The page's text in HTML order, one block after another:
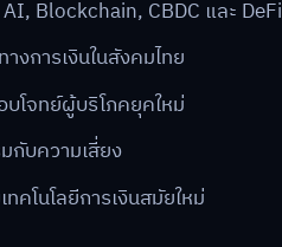
Blockchain, CBDC และ DeFi
งการเงินในสังคมไทย
โจทย์ผู้บริโภคยุคใหม่
กับความเสี่ยง
คโนโลยีการเงินสมัยใหม่